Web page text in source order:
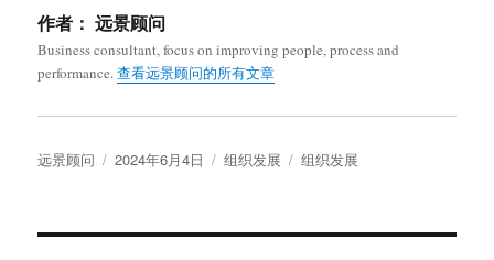
作者： 远景顾问
Business consultant, focus on improving people, process and
performance.查看远景顾问的所有文章
作
远景顾问
发
2024年6月4日
分
组织发展
标
组织发展